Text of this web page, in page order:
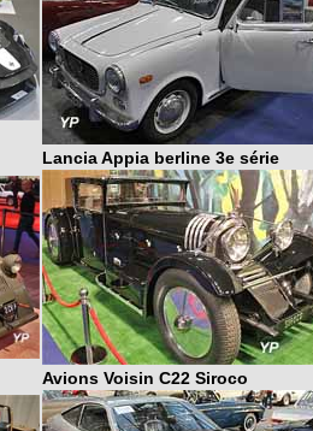
Lancia Appia berline 3e série
Avions Voisin C22 Siroco